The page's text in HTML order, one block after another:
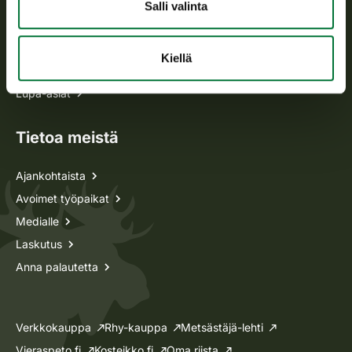
Salli valinta
Kiellä
Lupa-asiat
Tietoa meistä
Ajankohtaista
Avoimet työpaikat
Medialle
Laskutus
Anna palautetta
Verkkokauppa Rhy-kauppa
Metsästäjä-lehti